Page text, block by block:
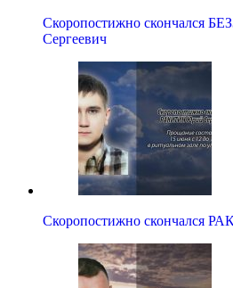
Скоропостижно скончался
Сергеевич
Скоропостижно скончался